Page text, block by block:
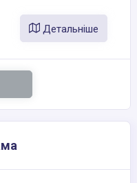
Детальніше